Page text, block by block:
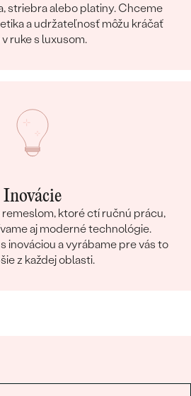
striebra alebo platiny. Chceme
a udržateľnosť môžu kráčať
v ruke s luxusom.
Inovácie
ktoré ctí ručnú prácu,
aj moderné technológie.
inováciou a vyrábame pre vás to
z každej oblasti.